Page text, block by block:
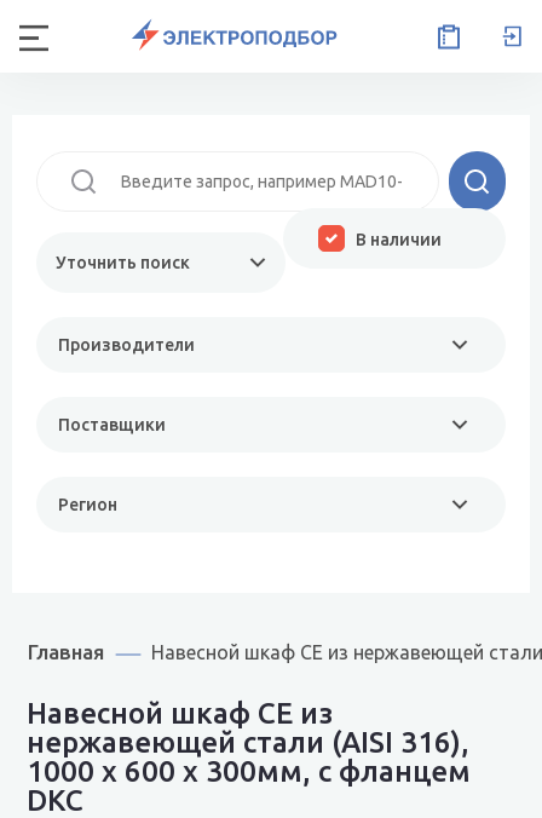
Уточнить поиск
Производители
Поставщики
Регион
В наличии
Главная Навесной шкаф CE из нержавеющей
Навесной шкаф CE из
нержавеющей стали (AISI 316),
1000 x 600 x 300мм, с фланцем
DKC